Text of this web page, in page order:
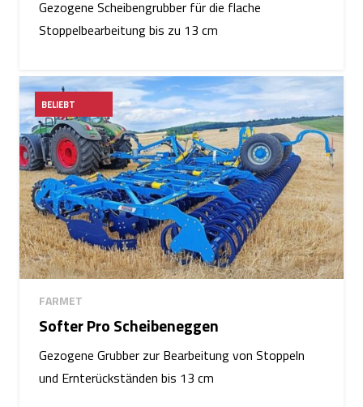
Gezogene Scheibengrubber für die flache
Stoppelbearbeitung bis zu 13 cm
BELIEBT
FARMET
Softer Pro Scheibeneggen
Gezogene Grubber zur Bearbeitung von Stoppeln
und Ernterückständen bis 13 cm